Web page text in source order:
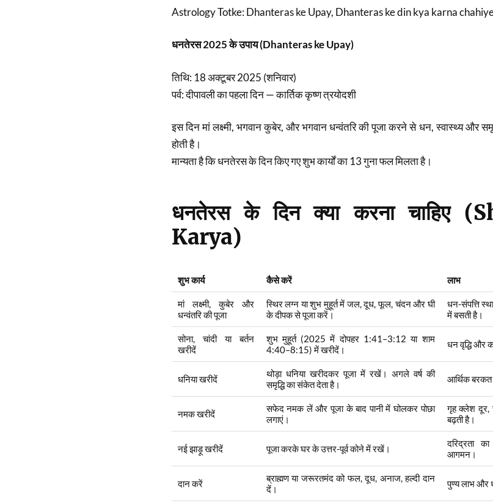
Astrology Totke: Dhanteras ke Upay, Dhanteras ke din kya karna
धनतेरस 2025 के उपाय (Dhanteras ke Upay)
तिथि: 18 अक्टूबर 2025 (शनिवार)
पर्व: दीपावली का पहला दिन — कार्तिक कृष्ण त्रयोदशी
इस दिन मां लक्ष्मी, भगवान कुबेर, और भगवान धन्वंतरि की पूजा करने से धन, स्वास्थ्य और
होती है।
मान्यता है कि धनतेरस के दिन किए गए शुभ कार्यों का 13 गुना फल मिलता है।
धनतेरस के दिन क्या करना चाहिए
Karya)
शुभ कार्य कैसे करें लाभ
मां लक्ष्मी, कुबेर और
धन्वंतरि की पूजा
स्थिर लग्न या शुभ मुहूर्त में जल, दूध, फूल, चंदन और घी
के दीपक से पूजा करें।
धन-संपत्ति
में बसती है।
सोना, चांदी या बर्तन
खरीदें
शुभ मुहूर्त (2025 में दोपहर 1:41–3:12 या शाम
4:40–8:15) में खरीदें।
धन वृद्धि और
धनिया खरीदें
थोड़ा धनिया खरीदकर पूजा में रखें। अगले वर्ष की
समृद्धि का संकेत देता है।
आर्थिक
नमक खरीदें
सफेद नमक लें और पूजा के बाद पानी में घोलकर पोछा
लगाएं।
गृह क्लेश दूर,
बढ़ती है।
नई झाड़ू खरीदें पूजा करके घर के उत्तर-पूर्व कोने में रखें।
दरिद्रता
आगमन।
दान करें
ब्राह्मण या जरूरतमंद को फल, दूध, अनाज, हल्दी दान
दें।
पुण्य लाभ